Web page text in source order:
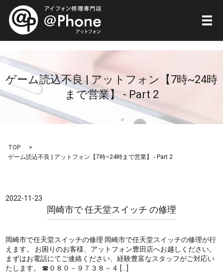
メ
ゲーム読込不良 | アットフォン【7時~24時
まで営業】 - Part 2
TOP
ゲーム読込不良 | アットフォン【7時~24時まで営業】 - Part 2
2022-11-23
岡崎市で 任天堂スイッチ の修理
岡崎市で任天堂スイッチの修理 岡崎市で任天堂スイッチの修理が行
えます。 お困りのお客様、アットフォン豊田店へお越しください。
まずはお電話にてご連絡ください、経験豊富なスタッフがご対応い
たします。 ☎０８０－９７３８－４ […]